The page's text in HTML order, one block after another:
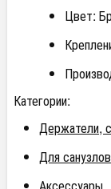
Цвет:
Категории:
Держатели,
Для